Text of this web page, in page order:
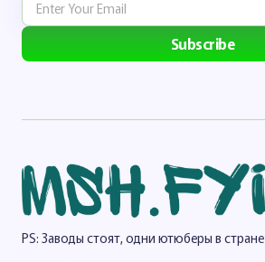
Subscribe
PS: Заводы стоят, одни ютюберы в стране